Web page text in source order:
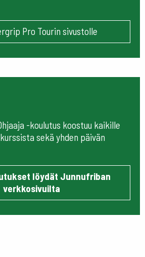
Pro Tourin sivustolle
-koulutus koostuu kaikille
sekä yhden päivän
löydät Junnufriban
verkkosivuilta